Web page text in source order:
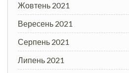
Жовтень 2021
Вересень 2021
Серпень 2021
Липень 2021